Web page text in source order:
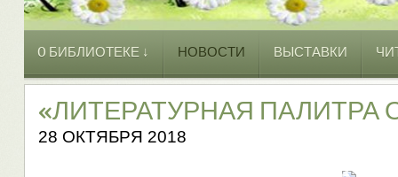
O БИБЛИОТЕКЕ ↓ НОВОСТИ ВЫСТАВКИ
«ЛИТЕРАТУРНАЯ ПАЛИТРА
28 ОКТЯБРЯ 2018